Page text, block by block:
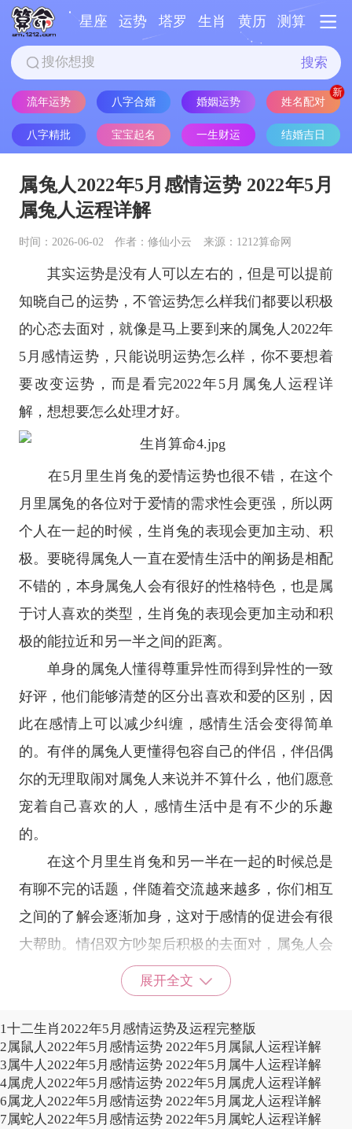
星座 运势 塔罗 生肖 黄历 测算
搜索
流年运势 八字合婚 婚姻运势 姓名配对
八字精批 宝宝起名 一生财运 结婚吉日
属兔人2022年5月感情运势 2022年5月
属兔人运程详解
时间：2026-06-02 作者：修仙小云 来源：1212算命网
其实运势是没有人可以左右的，但是可以提前
知晓自己的运势，不管运势怎么样我们都要以积极
的心态去面对，就像是马上要到来的属兔人2022年
5月感情运势，只能说明运势怎么样，你不要想着
要改变运势，而是看完2022年5月属兔人运程详
解，想想要怎么处理才好。
在5月里生肖兔的爱情运势也很不错，在这个
月里属兔的各位对于爱情的需求性会更强，所以两
个人在一起的时候，生肖兔的表现会更加主动、积
极。要晓得属兔人一直在爱情生活中的阐扬是相配
不错的，本身属兔人会有很好的性格特色，也是属
于讨人喜欢的类型，生肖兔的表现会更加主动和积
极的能拉近和另一半之间的距离。
单身的属兔人懂得尊重异性而得到异性的一致
好评，他们能够清楚的区分出喜欢和爱的区别，因
此在感情上可以减少纠缠，感情生活会变得简单
的。有伴的属兔人更懂得包容自己的伴侣，伴侣偶
尔的无理取闹对属兔人来说并不算什么，他们愿意
宠着自己喜欢的人，感情生活中是有不少的乐趣
的。
在这个月里生肖兔和另一半在一起的时候总是
有聊不完的话题，伴随着交流越来越多，你们相互
之间的了解会逐渐加身，这对于感情的促进会有很
大帮助。情侣双方吵架后积极的去面对，属兔人会
保持平和的心态解决双方遇到的问题。未婚情侣今
年适宜做结婚、生子打算，尤其在下一年兔年到来
之前，可延续喜庆吉利的运势，顺利迈入本命年。
展开全文
1十二生肖2022年5月感情运势及运程完整版
2属鼠人2022年5月感情运势 2022年5月属鼠人运程详解
3属牛人2022年5月感情运势 2022年5月属牛人运程详解
4属虎人2022年5月感情运势 2022年5月属虎人运程详解
6属龙人2022年5月感情运势 2022年5月属龙人运程详解
7属蛇人2022年5月感情运势 2022年5月属蛇人运程详解